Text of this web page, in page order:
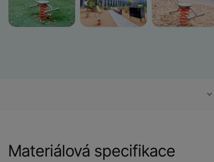
Materiálová specifikace